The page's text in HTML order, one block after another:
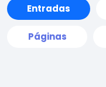
Entradas
Páginas